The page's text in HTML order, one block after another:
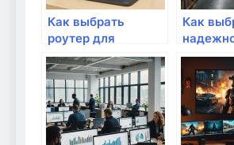
Как выбрать
роутер для
квартиры?
Как
советы